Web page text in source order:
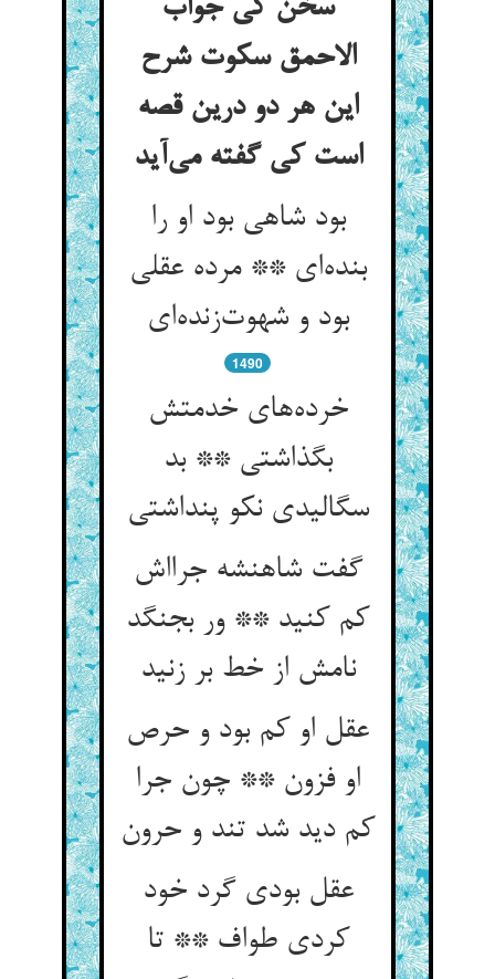
سخن کی جواب
الاحمق سکوت شرح
این هر دو درین قصه
است کی گفته می‌آید
بود شاهی بود او را
بنده‌ای ** مرده عقلی
بود و شهوت‌زنده‌ای
1490
خرده‌های خدمتش
بگذاشتی ** بد
سگالیدی نکو پنداشتی
گفت شاهنشه جرااش
کم کنید ** ور بجنگد
نامش از خط بر زنید
عقل او کم بود و حرص
او فزون ** چون جرا
کم دید شد تند و حرون
عقل بودی گرد خود
کردی طواف ** تا